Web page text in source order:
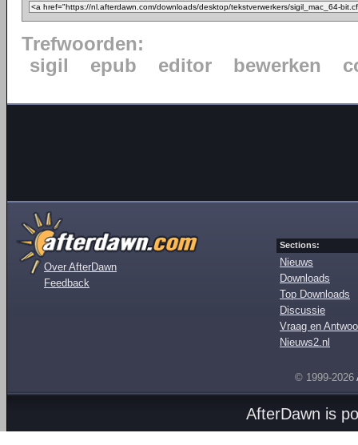
Trefwoorden:
sigil
epub editor bewerken
Over AfterDawn
Feedback
Sections:
Nieuws
Downloads
Top Downloads
Discussie
Vraag en
Nieuws2.nl
© 1999-2026
AfterDawn is